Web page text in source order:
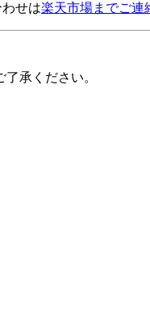
せは楽天市場までご連
承ください。